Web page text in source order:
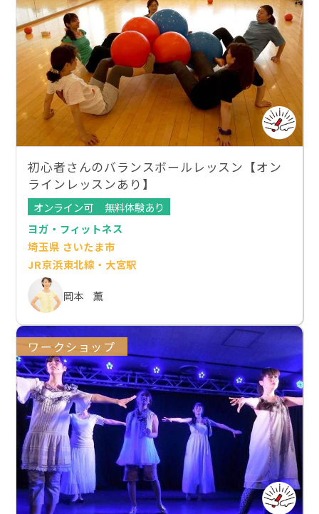
初心者さんのバランスボールレッスン【オン
ラインレッスンあり】
オンライン可
無料体験あり
ヨガ・フィットネス
埼玉県 さいたま市
JR京浜東北線・大宮駅
岡本 薫
ワークショップ